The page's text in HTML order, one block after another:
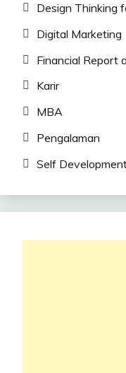
Design Thinking
Digital Marketing
Financial Report
Karir
MBA
Pengalaman
Self